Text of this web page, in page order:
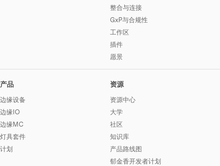
整合与连接
GxP与合规性
工作区
插件
愿景
产品
边缘设备
边缘IO
边缘MC
灯具套件
计划
资源
资源中心
大学
社区
知识库
产品路线图
郁金香开发者计划